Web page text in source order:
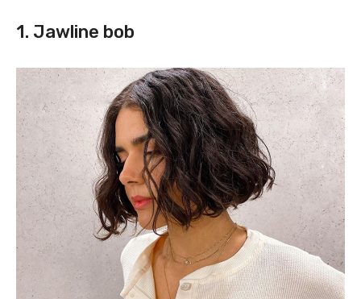
1. Jawline bob